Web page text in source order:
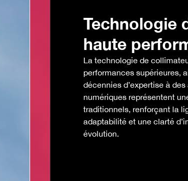
Technologie
haute
La technologie de
performances supérieures,
décennies d’expertise à
numériques représentent
traditionnels, renforçant la
adaptabilité et une clarté
évolution.